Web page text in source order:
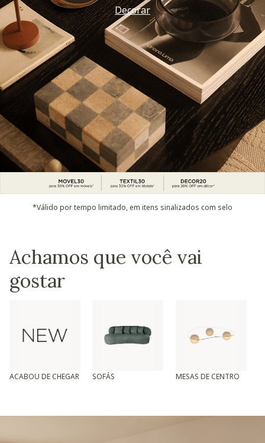
Decorar
*Válido por tempo limitado, em itens sinalizados com selo
Achamos que você vai
gostar
ACABOU DE CHEGAR SOFÁS MESAS DE CENTRO